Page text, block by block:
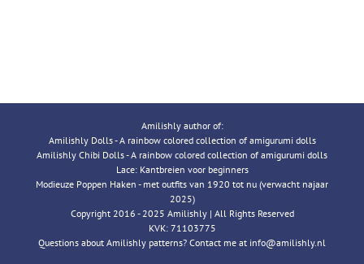
Amilishly author of:
Amilishly Dolls - A rainbow colored collection of amigurumi dolls
Amilishly Chibi Dolls - A rainbow colored collection of amigurumi dolls
Lace: Kantbreien voor beginners
Modieuze Poppen Haken - met outfits van 1920 tot nu (verwacht najaar
2025)
Copyright 2016 - 2025 Amilishly | All Rights Reserved
KVK: 71103775
Questions about Amilishly patterns? Contact me at info@amilishly.nl